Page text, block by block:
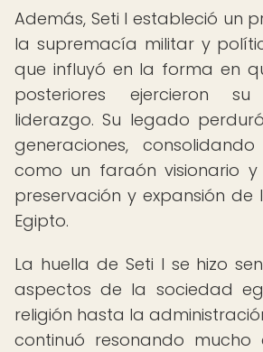
Además, Seti I estableció un
la supremacía militar y
que influyó en la forma en
posteriores ejercieron
liderazgo. Su legado
generaciones,
como un faraón visionario
preservación y expansión
Egipto.
La huella de Seti I se hizo
aspectos de la sociedad
religión hasta la
continuó resonando mucho